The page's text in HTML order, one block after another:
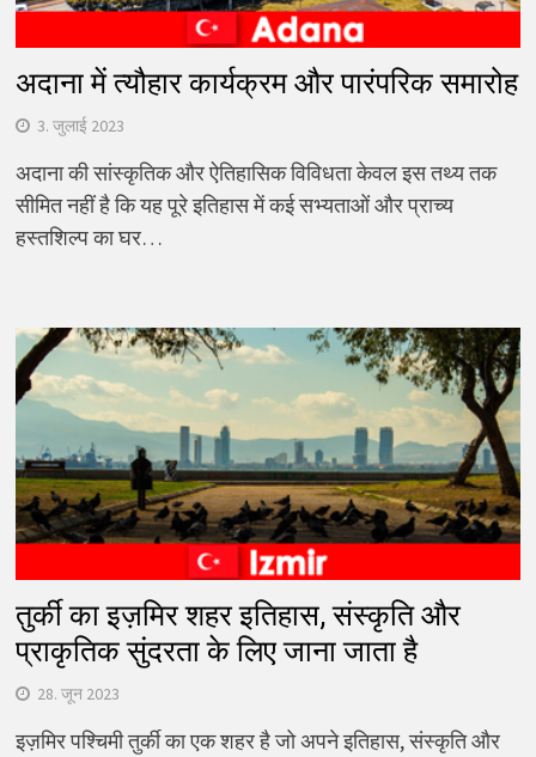
अदाना में त्यौहार कार्यक्रम और पारंपरिक समारोह
3. जुलाई 2023
अदाना की सांस्कृतिक और ऐतिहासिक विविधता केवल इस तथ्य तक
सीमित नहीं है कि यह पूरे इतिहास में कई सभ्यताओं और प्राच्य
हस्तशिल्प का घर…
तुर्की का इज़मिर शहर इतिहास, संस्कृति और
प्राकृतिक सुंदरता के लिए जाना जाता है
28. जून 2023
इज़मिर पश्चिमी तुर्की का एक शहर है जो अपने इतिहास, संस्कृति और